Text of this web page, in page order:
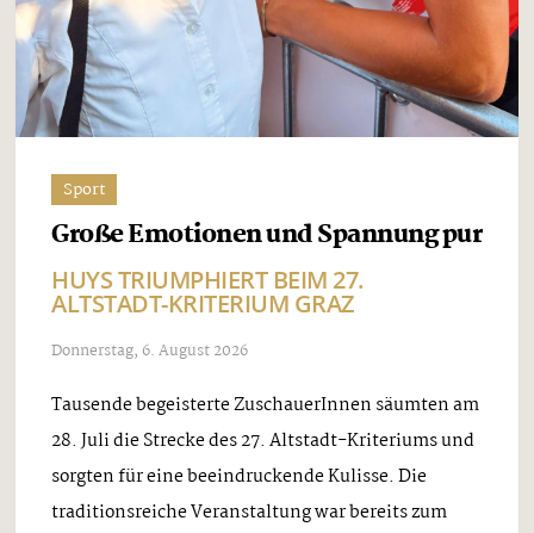
Sport
Große Emotionen und Spannung pur
HUYS TRIUMPHIERT BEIM 27.
ALTSTADT-KRITERIUM GRAZ
Donnerstag, 6. August 2026
Tausende begeisterte ZuschauerInnen säumten am
28. Juli die Strecke des 27. Altstadt-Kriteriums und
sorgten für eine beeindruckende Kulisse. Die
traditionsreiche Veranstaltung war bereits zum